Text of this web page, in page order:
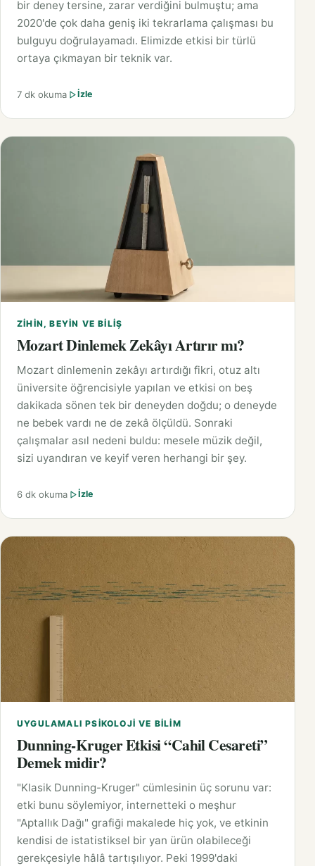
bir deney tersine, zarar verdiğini bulmuştu; ama
2020'de çok daha geniş iki tekrarlama çalışması bu
bulguyu doğrulayamadı. Elimizde etkisi bir türlü
ortaya çıkmayan bir teknik var.
7 dk okuma İzle
ZIHIN, BEYIN VE BILIŞ
Mozart Dinlemek Zekâyı Artırır mı?
Mozart dinlemenin zekâyı artırdığı fikri, otuz altı
üniversite öğrencisiyle yapılan ve etkisi on beş
dakikada sönen tek bir deneyden doğdu; o deneyde
ne bebek vardı ne de zekâ ölçüldü. Sonraki
çalışmalar asıl nedeni buldu: mesele müzik değil,
sizi uyandıran ve keyif veren herhangi bir şey.
6 dk okuma İzle
UYGULAMALI PSIKOLOJI VE BILIM
Dunning-Kruger Etkisi “Cahil Cesareti”
Demek midir?
"Klasik Dunning-Kruger" cümlesinin üç sorunu var:
etki bunu söylemiyor, internetteki o meşhur
"Aptallık Dağı" grafiği makalede hiç yok, ve etkinin
kendisi de istatistiksel bir yan ürün olabileceği
gerekçesiyle hâlâ tartışılıyor. Peki 1999'daki